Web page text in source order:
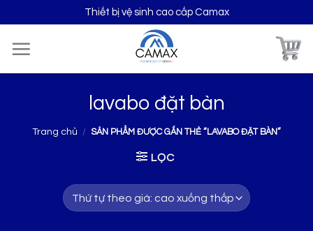
to
content
Thiết bị vệ sinh cao cấp Camax
lavabo đặt bàn
Trang chủ / SẢN PHẨM ĐƯỢC GẮN THẺ “LAVABO ĐẶT BÀN”
LỌC